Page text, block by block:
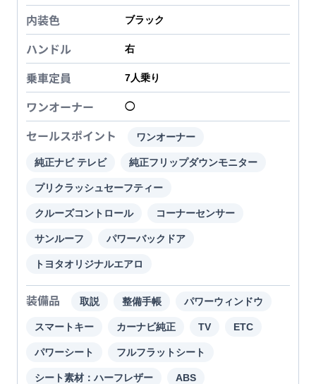
内装色 ブラック
ハンドル 右
乗車定員 7人乗り
ワンオーナー ◯
セールスポイント ワンオーナー
純正ナビ テレビ 純正フリップダウンモニター
プリクラッシュセーフティー
クルーズコントロール コーナーセンサー
サンルーフ パワーバックドア
トヨタオリジナルエアロ
装備品 取説 整備手帳 パワーウィンドウ
スマートキー カーナビ純正 TV ETC
パワーシート フルフラットシート
シート素材：ハーフレザー ABS